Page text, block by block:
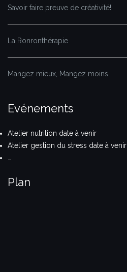
Savoir faire preuve de créativité!
La Ronronthérapie
Mangez mieux, Mangez moins…
Evénements
Atelier nutrition date à venir
Atelier gestion du stress date à venir
Plan